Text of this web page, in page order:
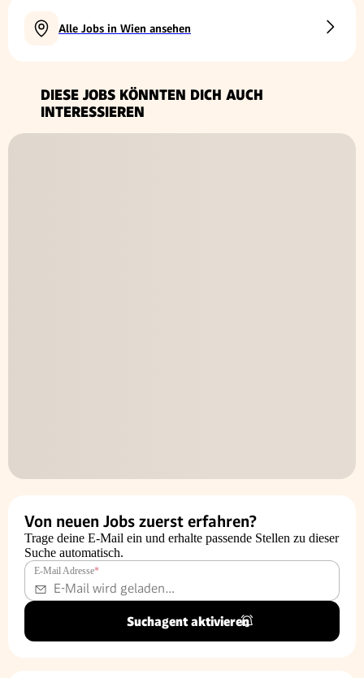
Alle Jobs in Wien ansehen
DIESE JOBS KÖNNTEN DICH AUCH
INTERESSIEREN
Von neuen Jobs zuerst erfahren?
Trage deine E-Mail ein und erhalte passende Stellen zu dieser
Suche automatisch.
E-Mail Adresse*
Suchagent aktivieren